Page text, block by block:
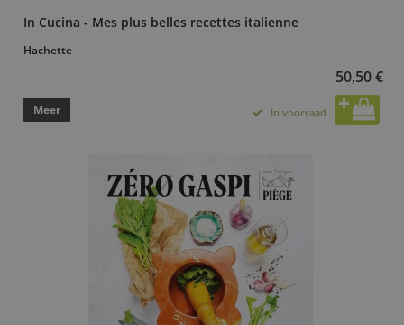
In Cucina - Mes plus belles recettes italienne
Hachette
50,50 €
Meer In voorraad